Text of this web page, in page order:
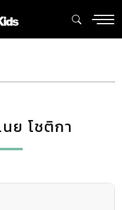
ย โชติกา